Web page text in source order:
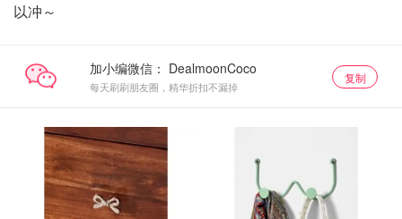
以冲～
加小编微信：
每天刷刷朋友圈，精华折扣不漏掉
复制